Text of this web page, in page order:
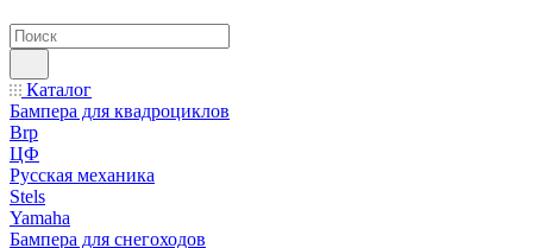
Каталог
Бампера для квадроциклов
Brp
ЦФ
Русская механика
Stels
Yamaha
Бампера для снегоходов